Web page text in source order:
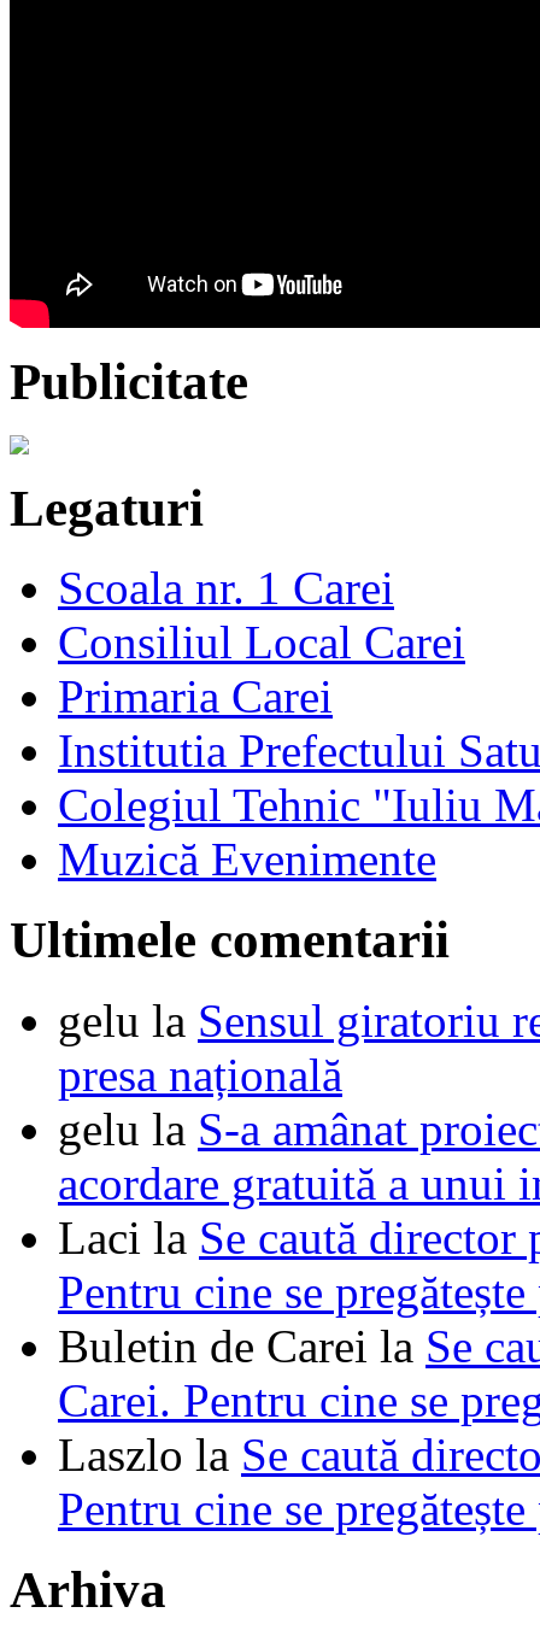
Publicitate
Legaturi
Scoala nr. 1 Carei
Consiliul Local Carei
Primaria Carei
Institutia Prefectului
Colegiul Tehnic "Iuliu
Muzică Evenimente
Ultimele comentarii
gelu la Sensul giratoriu
presa națională
gelu la S-a amânat
acordare gratuită a unui
Laci la Se caută
Pentru cine se
Buletin de Carei la Se
Carei. Pentru cine se
Laszlo la Se caută
Pentru cine se
Arhiva